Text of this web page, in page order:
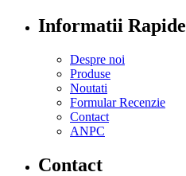
Informatii Rapide
Despre noi
Produse
Noutati
Formular Recenzie
Contact
ANPC
Contact